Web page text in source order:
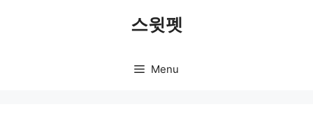
스윗펫
Menu